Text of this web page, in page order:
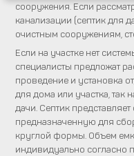
сооружения. Если
канализации (септик для
очистным сооружениям,
Если на участке нет
специалисты предложат
проведение и установка
для дома или участка, так
дачи. Септик
предназначенную для
круглой формы. Объем
индивидуально согласно